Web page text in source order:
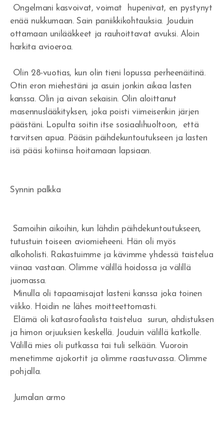
Ongelmani kasvoivat, voimat hupenivat, en pystynyt
enää nukkumaan. Sain paniikkikohtauksia. Jouduin
ottamaan unilääkkeet ja rauhoittavat avuksi. Aloin
harkita avioeroa.
Olin 28-vuotias, kun olin tieni lopussa perheenäitinä.
Otin eron miehestäni ja asuin jonkin aikaa lasten
kanssa. Olin ja aivan sekaisin. Olin aloittanut
masennuslääkityksen, joka poisti viimeisenkin järjen
päästäni. Lopulta soitin itse sosiaalihuoltoon, että
tarvitsen apua. Pääsin päihdekuntoutukseen ja lasten
isä pääsi kotiinsa hoitamaan lapsiaan.
Synnin palkka
Samoihin aikoihin, kun lähdin päihdekuntoutukseen,
tutustuin toiseen aviomieheeni. Hän oli myös
alkoholisti. Rakastuimme ja kävimme yhdessä taistelua
viinaa vastaan. Olimme välillä hoidossa ja välillä
juomassa.
Minulla oli tapaamisajat lasteni kanssa joka toinen
viikko. Hoidin ne lähes moitteettomasti.
Elämä oli katasrofaalista taistelua surun, ahdistuksen
ja himon orjuuksien keskellä. Jouduin välillä katkolle.
Välillä mies oli putkassa tai tuli selkään. Vuoroin
menetimme ajokortit ja olimme raastuvassa. Olimme
pohjalla.
Jumalan armo
Tuomittu - Arvostettu
Ilmestysmaja
Rakkaudentunnustus
Rakkauslaulu